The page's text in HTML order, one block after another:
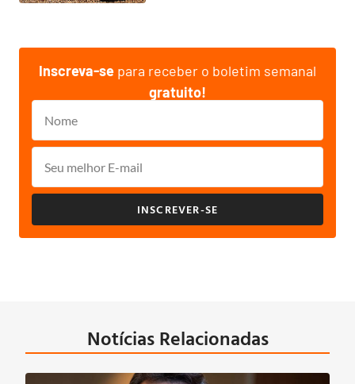
Inscreva-se para receber o boletim semanal
gratuito!
INSCREVER-SE
Notícias Relacionadas